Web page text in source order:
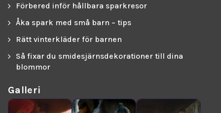
Förbered inför hållbara sparkresor
Åka spark med små barn – tips
Rätt vinterkläder för barnen
Så fixar du smidesjärnsdekorationer till dina
blommor
Galleri